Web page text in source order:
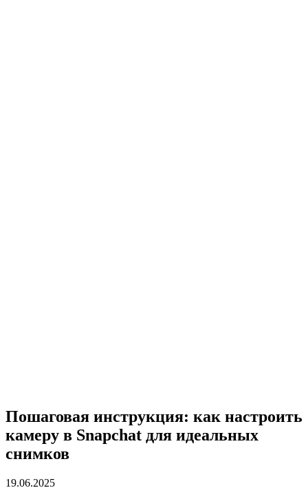
Пошаговая инструкция: как настроить
камеру в Snapchat для идеальных
снимков
19.06.2025